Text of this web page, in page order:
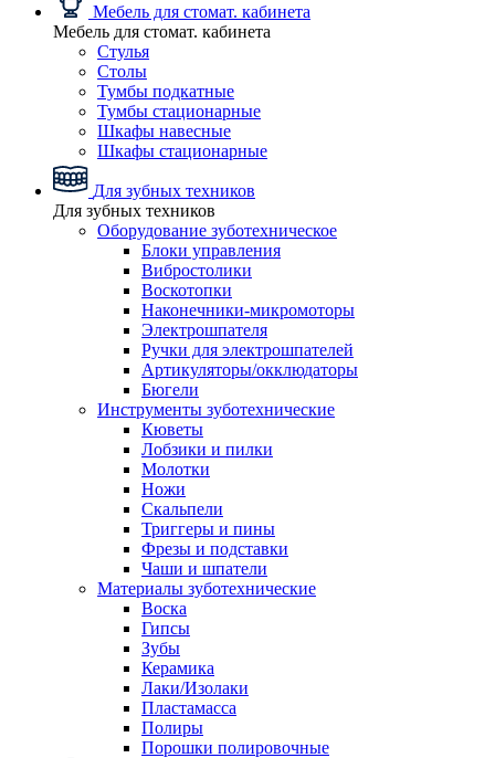
Мебель для стомат. кабинета
Мебель для стомат. кабинета
Стулья
Столы
Тумбы подкатные
Тумбы стационарные
Шкафы навесные
Шкафы стационарные
Для зубных техников
Для зубных техников
Оборудование зуботехническое
Блоки управления
Вибростолики
Воскотопки
Наконечники-микромоторы
Электрошпателя
Ручки для электрошпателей
Артикуляторы/окклюдаторы
Бюгели
Инструменты зуботехнические
Кюветы
Лобзики и пилки
Молотки
Ножи
Скальпели
Триггеры и пины
Фрезы и подставки
Чаши и шпатели
Материалы зуботехнические
Воска
Гипсы
Зубы
Керамика
Лаки/Изолаки
Пластамасса
Полиры
Порошки полировочные